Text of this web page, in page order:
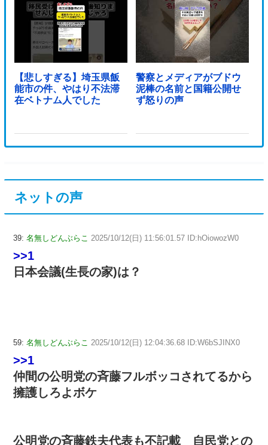
【悲しすぎる】埼玉県飯
能市の件、やはり不法滞
在ベトナム人でした
警察とメディアがブドウ
泥棒の名前と国籍公開せ
ず怒りの声
ネットの声
39: 名無しどんぶらこ 2025/10/12(日) 11:56:01.57 ID:hOiowozW0
>>1
日本会議(生長の家)は？
59: 名無しどんぶらこ 2025/10/12(日) 12:04:36.68 ID:W6bSJINX0
>>1
仲間の公明党の斉藤フルボッコされてるから
擁護しろよボケ
公明党の斉藤鉄夫代表も不記載 自民党との